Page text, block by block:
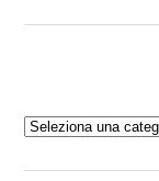
Argomenti: